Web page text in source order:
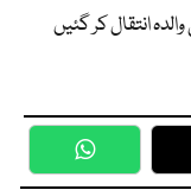
انتقال کر گئیں
WhatsApp